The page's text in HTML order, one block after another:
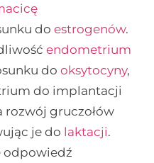
doestrogenów.
endometrium
dooksytocyny,
do implantacji
rozwój gruczołów
je do laktacji.
odpowiedź